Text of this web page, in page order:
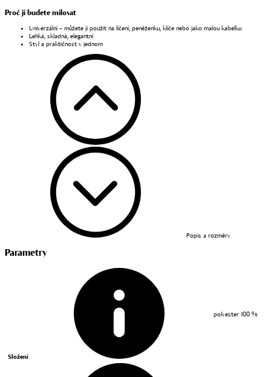
Proč ji budete milovat
Univerzální – můžete ji použít na líčení, peněženku, klíče nebo jako malou kabelku
Lehká, skladná, elegantní
Styl a praktičnost v jednom
Popis a rozměry
Parametry
Složení
polyester 100 %